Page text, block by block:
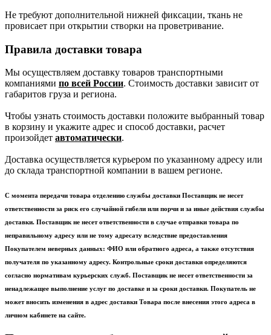
Не требуют дополнительной нижней фиксации, ткань не
провисает при открытии створки на проветривание.
Правила доставки товара
Мы осуществляем доставку товаров транспортными
компаниями по всей России. Стоимость доставки зависит от
габаритов груза и региона.
Чтобы узнать стоимость доставки положите выбранный товар
в корзину и укажите адрес и способ доставки, расчет
произойдет автоматически.
Доставка осуществляется курьером по указанному адресу или
до склада транспортной компании в вашем регионе.
С момента передачи товара отделению службы доставки Поставщик не несет
ответственности за риск его случайной гибели или порчи и за иные действия службы
доставки. Поставщик не несет ответственности в случае отправки товара по
неправильному адресу или не тому адресату вследствие предоставления
Покупателем неверных данных: ФИО или обратного адреса, а также отсутствия
получателя по указанному адресу. Контрольные сроки доставки определяются
согласно нормативам курьерских служб. Поставщик не несет ответственности за
ненадлежащее выполнение услуг по доставке и за сроки доставки. Покупатель не
может вносить изменения в адрес доставки Товара после внесения этого адреса в
личном кабинете на сайте.